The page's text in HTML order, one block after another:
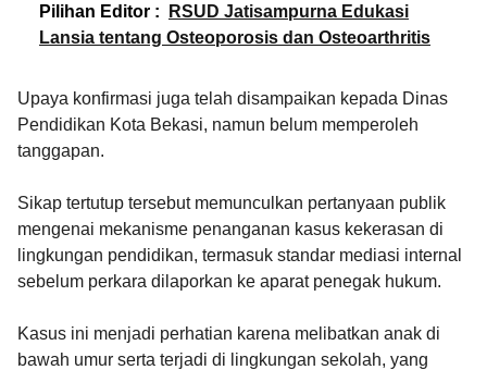
Pilihan Editor :
RSUD Jatisampurna Edukasi
Lansia tentang Osteoporosis dan Osteoarthritis
Upaya konfirmasi juga telah disampaikan kepada Dinas
Pendidikan Kota Bekasi, namun belum memperoleh
tanggapan.
Sikap tertutup tersebut memunculkan pertanyaan publik
mengenai mekanisme penanganan kasus kekerasan di
lingkungan pendidikan, termasuk standar mediasi internal
sebelum perkara dilaporkan ke aparat penegak hukum.
Kasus ini menjadi perhatian karena melibatkan anak di
bawah umur serta terjadi di lingkungan sekolah, yang